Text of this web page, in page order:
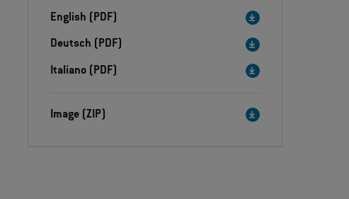
English (PDF)
Deutsch (PDF)
Italiano (PDF)
Image (ZIP)